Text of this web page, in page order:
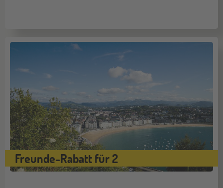
Freunde-Rabatt für 2